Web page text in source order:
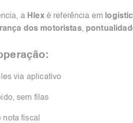
a Hlexé referência em
dos motoristas,
via aplicativo
sem filas
nota fiscal